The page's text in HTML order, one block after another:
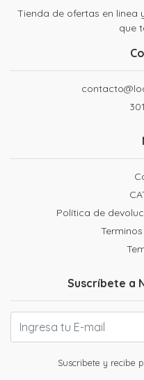
Tienda de ofertas en linea
que
Política de
Suscríbete a
Suscribete y recibe